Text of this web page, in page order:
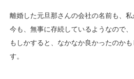
離婚した元旦那さんの会社の名前も、私
今も、無事に存続しているようなので、
もしかすると、なかなか良かったのか
す。